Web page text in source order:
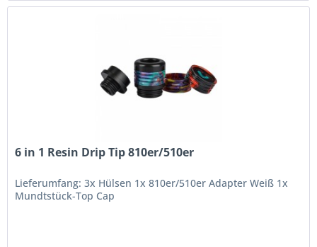
6 in 1 Resin Drip Tip 810er/510er
Lieferumfang: 3x Hülsen 1x 810er/510er Adapter Weiß 1x
Mundtstück-Top Cap